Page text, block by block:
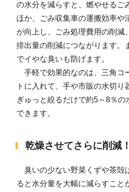
の水分を減らすと、燃やせるご
ほか、ごみ収集車の運搬効率や
が向上し、ごみ処理費用の削減
排出量の削減につながります。
でイやな臭いも防げます。
手軽で効果的なのは、三角コ
トに入れて、手や市販の水切り
ぎゅっと絞るだけで約5～8％の
できます。
乾燥させてさらに削減！
臭いの少ない野菜くずや茶殻
ると水分量を大幅に減らすこと